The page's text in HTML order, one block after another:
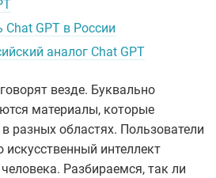
Chat GPT в России
аналог Chat GPT
везде. Буквально
материалы, которые
разных областях. Пользователи
интеллект
Разбираемся, так ли